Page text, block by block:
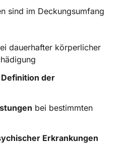
sind im Deckungsumfang
dauerhafter körperlicher
der
bei bestimmten
Erkrankungen